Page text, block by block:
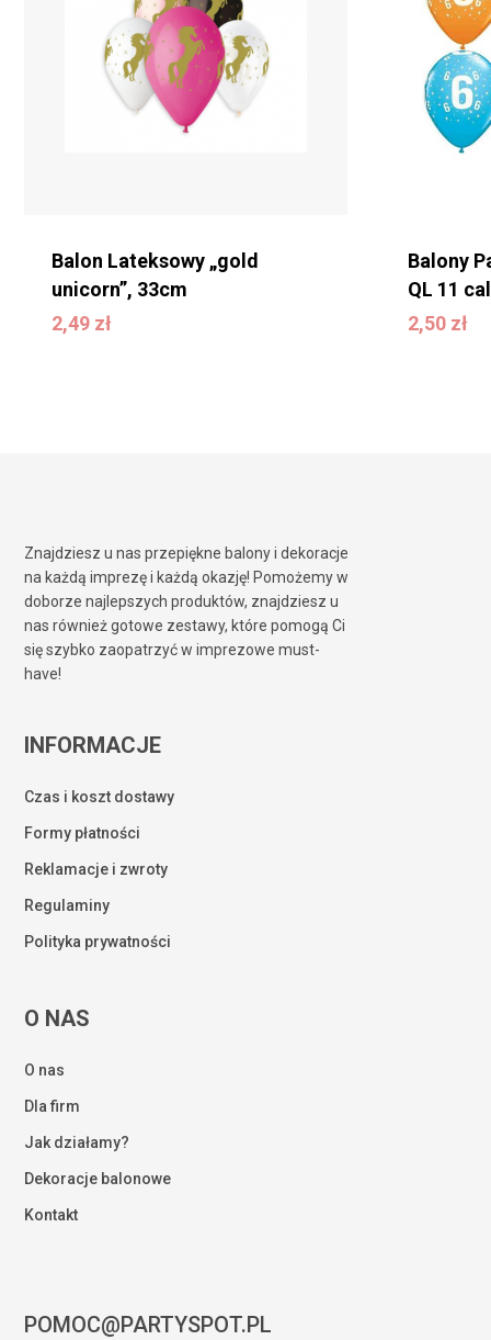
Balon Lateksowy „gold
unicorn”, 33cm
2,49 zł
2,49zł
Balony
QL 11
2,50 zł
2,50zł
Znajdziesz u nas przepiękne balony i dekoracje
na każdą imprezę i każdą okazję! Pomożemy w
doborze najlepszych produktów, znajdziesz u
nas również gotowe zestawy, które pomogą Ci
się szybko zaopatrzyć w imprezowe must-
have!
INFORMACJE
Czas i koszt dostawy
Formy płatności
Reklamacje i zwroty
Regulaminy
Polityka prywatności
O NAS
O nas
Dla firm
Jak działamy?
Dekoracje balonowe
Kontakt
POMOC@PARTYSPOT.PL